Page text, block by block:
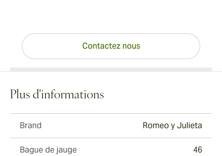
Contactez nous
Plus d'informations
Brand Romeo y Julieta
Bague de jauge 46